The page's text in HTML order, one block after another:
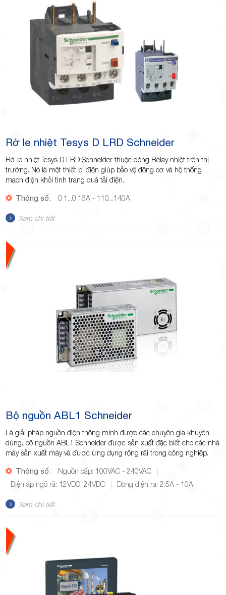
TP.Thủ
Đức,
TP.HCM
Rờ le nhiệt Tesys D LRD Schneider
Rờ le nhiệt Tesys D LRD Schneider thuộc dòng Relay nhiệt trên thị
trường. Nó là một thiết bị điện giúp bảo vệ động cơ và hệ thống
mạch điện khỏi tình trạng quá tải điện.
Thông số: 0.1...0.16A - 110...140A
Xem chi tiết
Bộ nguồn ABL1 Schneider
Là giải pháp nguồn điện thông minh được các chuyên gia khuyên
dùng, bộ nguồn ABL1 Schneider được sản xuất đặc biết cho các nhà
máy sản xuất máy và được ứng dụng rộng rãi trong công nghiệp.
Thông số:
Nguồn cấp: 100VAC - 240VAC
Điện áp ngõ rã: 12VDC, 24VDC
Dòng điện ra: 2.5A - 10A
Xem chi tiết